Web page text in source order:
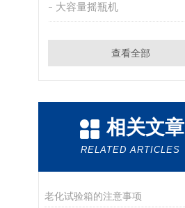
大容量摇瓶机
查看全部
相关文章
RELATED ARTICLES
老化试验箱的注意事项